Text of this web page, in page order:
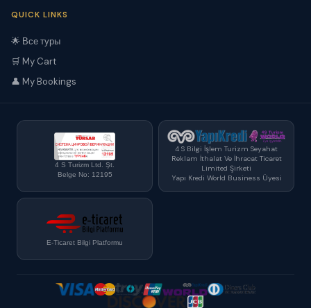
QUICK LINKS
🌟 Все туры
🛒 My Cart
👤 My Bookings
4 S Turizm Ltd. Şt.
Belge No: 12195
4 S Bilgi İşlem Turizm Seyahat
Reklam İthalat Ve İhracat Ticaret
Limited Şirketi
Yapı Kredi World Business Üyesi
E-Ticaret Bilgi Platformu